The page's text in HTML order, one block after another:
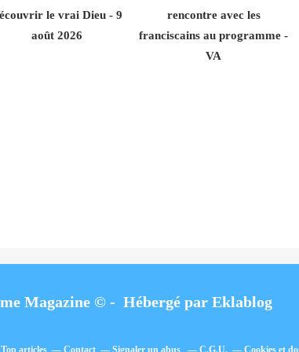
le vrai Dieu - 9
août 2026
rencontre avec les
franciscains au programme -
VA
Magazine © - Hébergé par Eklablog
Top articles Contact Signaler un abus C.G.U. Cookies et